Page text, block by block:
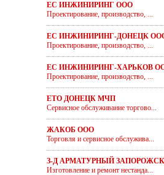
ЕС ИНЖИНИРИНГ ООО
Проектирование, производство, ...
ЕС ИНЖИНИРИНГ-ДОНЕЦК
Проектирование, производство, ...
ЕС ИНЖИНИРИНГ-ХАРЬКОВ
Проектирование, производство, ...
ЕТО ДОНЕЦК МЧП
Сервисное обслуживание торгово...
ЖАКОБ ООО
Торговля и сервисное обслужива...
З-Д АРМАТУРНЫЙ
Изготовление и ремонт нестанда...